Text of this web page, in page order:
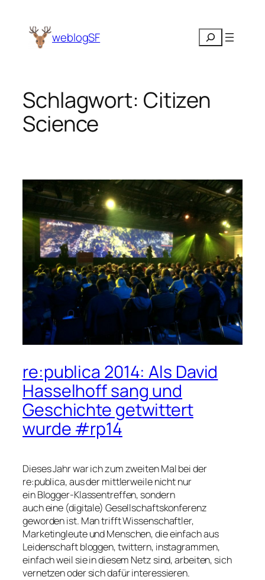
Inhalt
springen weblogSF Suchen
Schlagwort: Citizen
Science
re:publica 2014: Als David
Hasselhoff sang und
Geschichte getwittert
wurde #rp14
Dieses Jahr war ich zum zweiten Mal bei der
re:publica, aus der mittlerweile nicht nur
ein Blogger-Klassentreffen, sondern
auch eine (digitale) Gesellschaftskonferenz
geworden ist. Man trifft Wissenschaftler,
Marketingleute und Menschen, die einfach aus
Leidenschaft bloggen, twittern, instagrammen,
einfach weil sie in diesem Netz sind, arbeiten, sich
vernetzen oder sich dafür interessieren.